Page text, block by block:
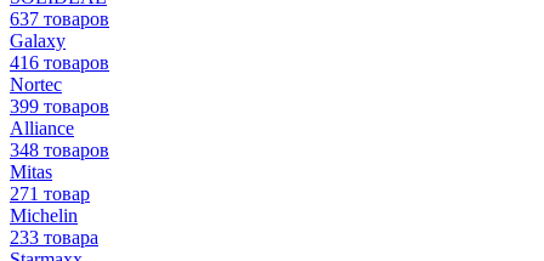
637 товаров
Galaxy
416 товаров
Nortec
399 товаров
Alliance
348 товаров
Mitas
271 товар
Michelin
233 товара